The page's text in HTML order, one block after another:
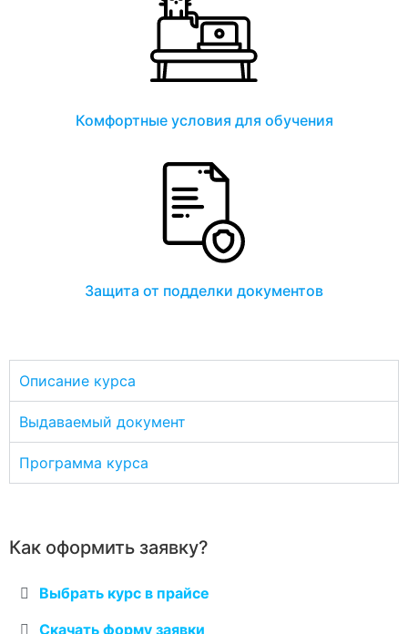
Комфортные условия для обучения
Защита от подделки документов
Описание курса
Выдаваемый документ
Программа курса
Как оформить заявку?
Выбрать курс в прайсе
Скачать форму заявки